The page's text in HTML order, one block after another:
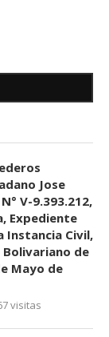
Jose
V-9.393.212,
Expediente
Instancia Civil,
de
Mayo de
visitas